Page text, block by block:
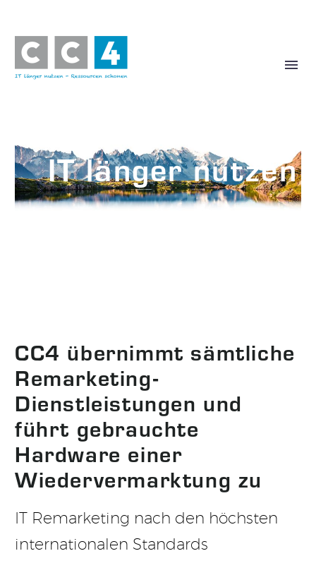
IT länger nutzen
Ressourcen schonen
CC4 übernimmt sämtliche
Remarketing-
Dienstleistungen und
führt gebrauchte
Hardware einer
Wiedervermarktung zu
IT Remarketing nach den höchsten
internationalen Standards